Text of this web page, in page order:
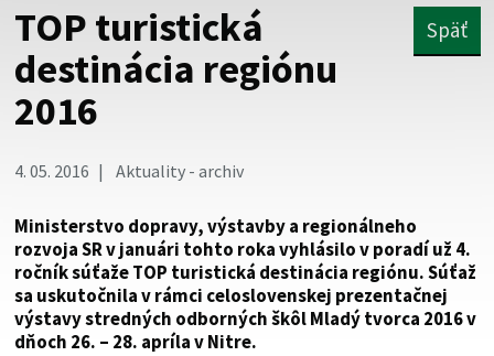
Táto stránka je zabezpečená
Buďte pozorní a vždy sa uistite, že zdieľate informácie iba
cez zabezpečenú webovú stránku. Zabezpečená stránka
TOP turistická
destinácia regiónu
2016
Späť
4. 05. 2016 Aktuality - archiv
Ministerstvo dopravy, výstavby a regionálneho
rozvoja SR v januári tohto roka vyhlásilo v poradí už 4.
ročník súťaže TOP turistická destinácia regiónu. Súťaž
sa uskutočnila v rámci celoslovenskej prezentačnej
výstavy stredných odborných škôl Mladý tvorca 2016 v
dňoch 26. – 28. apríla v Nitre.